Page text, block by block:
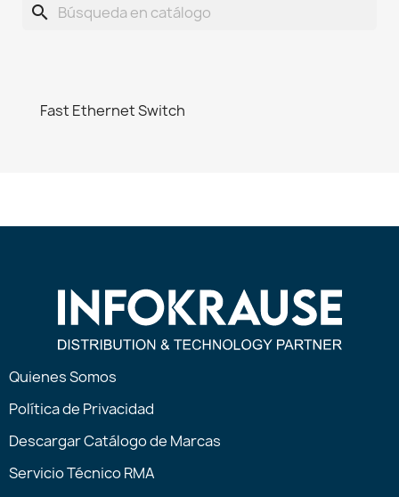
search
Fast Ethernet Switch
Quienes Somos
Política de Privacidad
Descargar Catálogo de Marcas
Servicio Técnico RMA